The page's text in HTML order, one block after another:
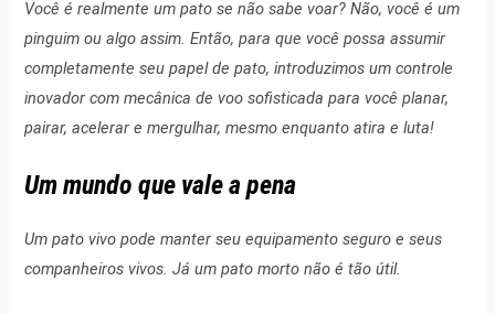
Você é realmente um pato se não sabe voar? Não, você é um
pinguim ou algo assim. Então, para que você possa assumir
completamente seu papel de pato, introduzimos um controle
inovador com mecânica de voo sofisticada para você planar,
pairar, acelerar e mergulhar, mesmo enquanto atira e luta!
Um mundo que vale a pena
Um pato vivo pode manter seu equipamento seguro e seus
companheiros vivos. Já um pato morto não é tão útil.